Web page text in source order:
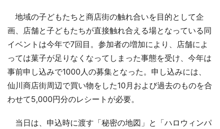
地域の子どもたちと商店街の触れ合いを目的として企
画、店舗と子どもたちが直接触れ合える場となっている同
イベントは今年で7回目。参加者の増加により、店舗によ
っては菓子が足りなくなってしまった事態を受け、今年は
事前申し込みで1000人の募集となった。申し込みには、
仙川商店街周辺で買い物をした10月および過去のものを合
わせて5,000円分のレシートが必要。
当日は、申込時に渡す「秘密の地図」と「ハロウィンパ